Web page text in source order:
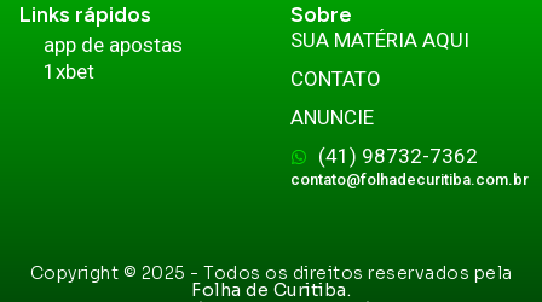
Links rápidos
app de apostas
1xbet
Sobre
SUA MATÉRIA AQUI
CONTATO
ANUNCIE
(41) 98732-7362
contato@folhadecuritiba.com.br
Copyright © 2025 - Todos os direitos reservados pela
Folha de Curitiba.